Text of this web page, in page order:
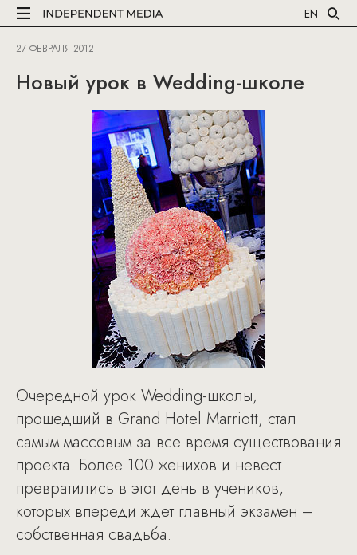
EN
27 ФЕВРАЛЯ 2012
Новый урок в Wedding-школе
Очередной урок Wedding-школы,
прошедший в Grand Hotel Marriott, стал
самым массовым за все время существования
проекта. Более 100 женихов и невест
превратились в этот день в учеников,
которых впереди ждет главный экзамен –
собственная свадьба.